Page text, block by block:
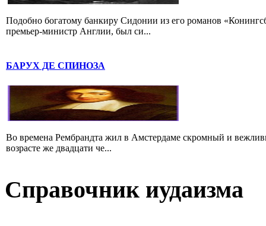
Подобно богатому банкиру Сидонии из его романов
премьер-министр Англии, был си...
БАРУХ ДЕ СПИНОЗА
Во времена Рембрандта жил в Амстердаме скромный и
возрасте же двадцати че...
Справочник иудаизма